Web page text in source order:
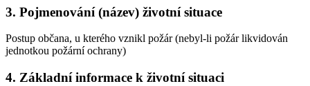
3. Pojmenování (název) životní situace
Postup občana, u kterého vznikl požár (nebyl-li požár likvidován
jednotkou požární ochrany)
4. Základní informace k životní situaci